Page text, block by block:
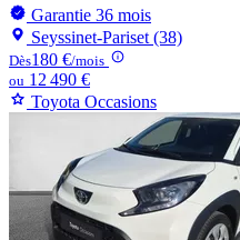
Garantie 36 mois
Seyssinet-Pariset (38)
Dès180 €/mois
ou 12 490 €
Toyota Occasions